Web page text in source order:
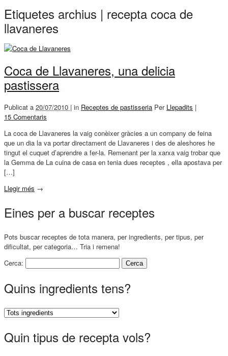
Etiquetes archius | recepta coca de
llavaneres
Coca de Llavaneres, una delicia
pastissera
Publicat a 20/07/2010 | in Receptes de pastisseria Per Llepadits |
15 Comentaris
La coca de Llavaneres la vaig conèixer gràcies a un company de feina
que un dia la va portar directament de Llavaneres i des de aleshores he
tingut el cuquet d’aprendre a fer-la. Remenant per la xarxa vaig trobar que
la Gemma de La cuina de casa en tenia dues receptes , ella apostava per
[…]
Llegir més →
Eines per a buscar receptes
Pots buscar receptes de tota manera, per ingredients, per tipus, per
dificultat, per categoria… Tria i remena!
Cerca:
Quins ingredients tens?
Quin tipus de recepta vols?